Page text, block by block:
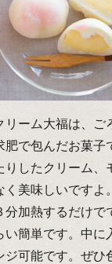
リーム大福は、
肥で包んだお菓子
したクリーム、
く美味しいですよ
分加熱するだけで
い簡単です。中に
ジ可能です。ぜひ